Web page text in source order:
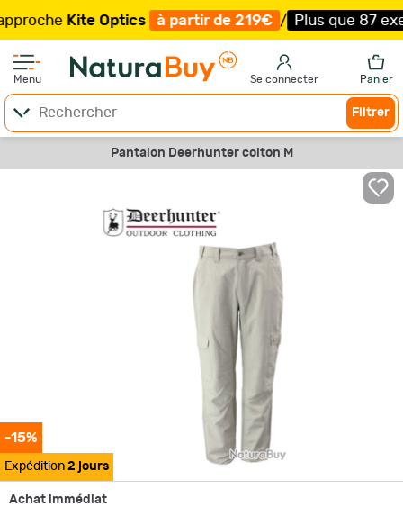
Kite Optics à partir de 219€ / Plus que 87
Menu Se connecter Panier
Filtrer
Pantalon Deerhunter colton M
-15%
Expédition 2 jours
Achat immédiat